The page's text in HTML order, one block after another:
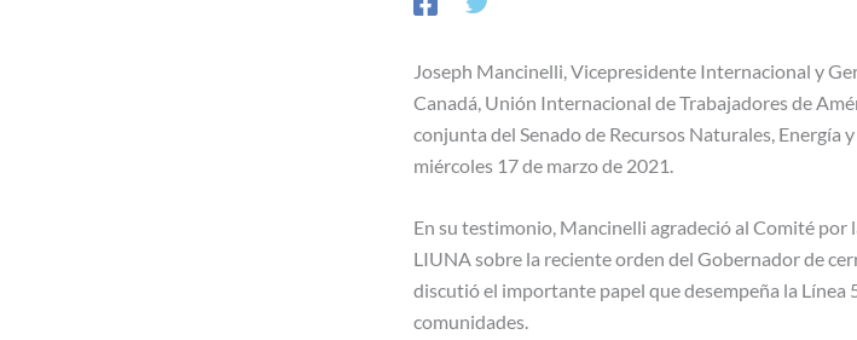
Joseph Mancinelli, Vicepresidente Internacional y
Canadá, Unión Internacional de Trabajadores de
conjunta del Senado de Recursos Naturales, Energía
miércoles 17 de marzo de 2021.
En su testimonio, Mancinelli agradeció al Comité
LIUNA sobre la reciente orden del Gobernador de
discutió el importante papel que desempeña la Línea
comunidades.